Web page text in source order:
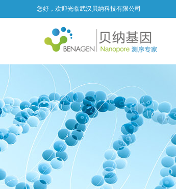
您好，欢迎光临武汉贝纳科技有限公司